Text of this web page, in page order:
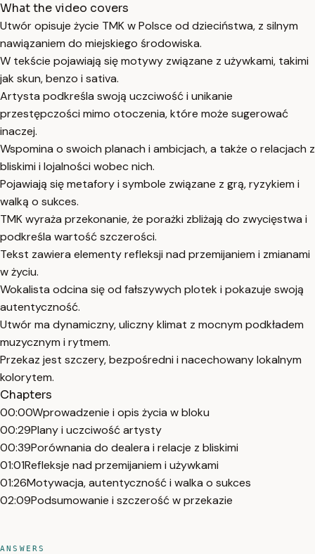
What the video covers
Utwór opisuje życie TMK w Polsce od dzieciństwa, z silnym
nawiązaniem do miejskiego środowiska.
W tekście pojawiają się motywy związane z używkami, takimi
jak skun, benzo i sativa.
Artysta podkreśla swoją uczciwość i unikanie
przestępczości mimo otoczenia, które może sugerować
inaczej.
Wspomina o swoich planach i ambicjach, a także o relacjach z
bliskimi i lojalności wobec nich.
Pojawiają się metafory i symbole związane z grą, ryzykiem i
walką o sukces.
TMK wyraża przekonanie, że porażki zbliżają do zwycięstwa i
podkreśla wartość szczerości.
Tekst zawiera elementy refleksji nad przemijaniem i zmianami
w życiu.
Wokalista odcina się od fałszywych plotek i pokazuje swoją
autentyczność.
Utwór ma dynamiczny, uliczny klimat z mocnym podkładem
muzycznym i rytmem.
Przekaz jest szczery, bezpośredni i nacechowany lokalnym
kolorytem.
Chapters
00:00Wprowadzenie i opis życia w bloku
00:29Plany i uczciwość artysty
00:39Porównania do dealera i relacje z bliskimi
01:01Refleksje nad przemijaniem i używkami
01:26Motywacja, autentyczność i walka o sukces
02:09Podsumowanie i szczerość w przekazie
ANSWERS